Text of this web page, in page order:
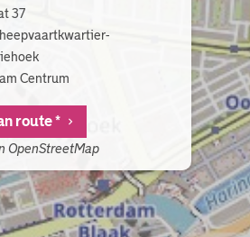
37
Centrum
route *
OpenStreetMap